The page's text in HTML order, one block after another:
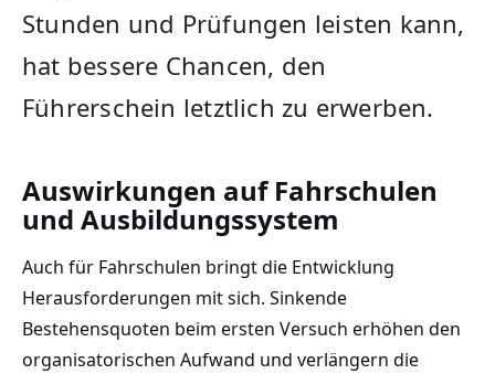
Stunden und Prüfungen leisten kann,
hat bessere Chancen, den
Führerschein letztlich zu erwerben.
Auswirkungen auf Fahrschulen
und Ausbildungssystem
Auch für Fahrschulen bringt die Entwicklung
Herausforderungen mit sich. Sinkende
Bestehensquoten beim ersten Versuch erhöhen den
organisatorischen Aufwand und verlängern die